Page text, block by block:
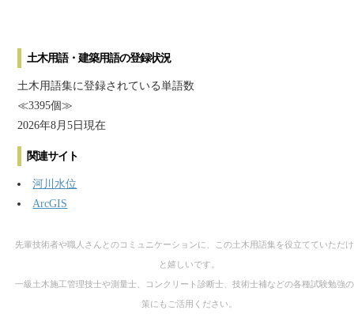
土木用語・建築用語の登録状況
土木用語集に登録されている単語数
≪3395個≫
2026年8月5日現在
関連サイト
河川水位
ArcGIS
先輩技術者や職人さんとのコミュニケーションに、この土木用語集を役立てていただ
と嬉しいです。
一級土木施工管理技士や測量士、コンクリート診断士、技術士補などの各種試験勉強
策にもご活用ください。